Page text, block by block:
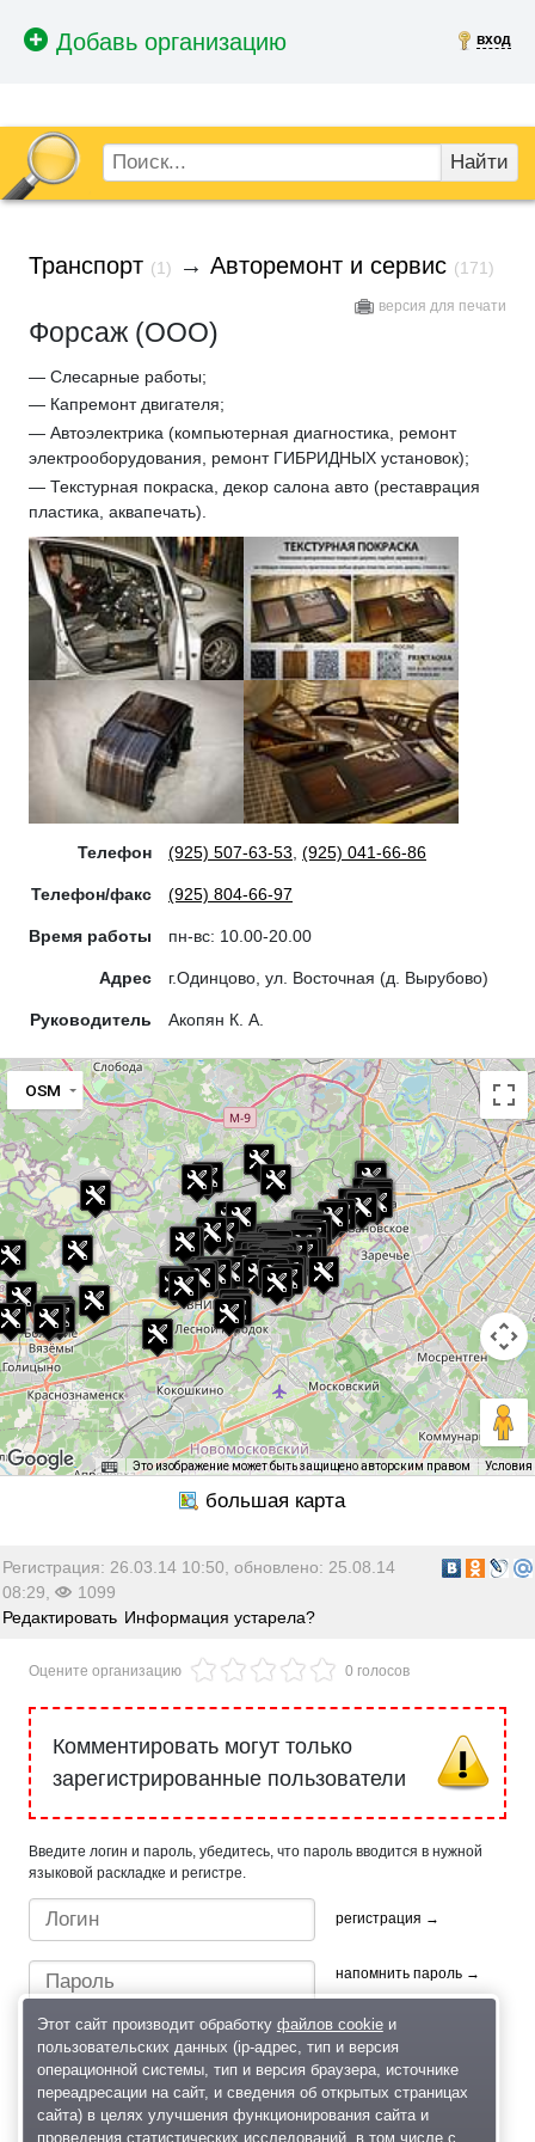
вход
Найти
Транспорт (1) → Авторемонт и сервис (171)
версия для печати
Форсаж (ООО)
— Слесарные работы;
— Капремонт двигателя;
— Автоэлектрика (компьютерная диагностика, ремонт
электрооборудования, ремонт ГИБРИДНЫХ установок);
— Текстурная покраска, декор салона авто (реставрация
пластика, аквапечать).
Телефон (925) 507-63-53 (925) 041-66-86
Телефон/факс (925) 804-66-97
Время работы пн-вс: 10.00-20.00
Адрес г.Одинцово, ул. Восточная (д. Вырубово)
Руководитель Акопян К. А.
OSM
Это изображение может быть защищено авторским правом Условия
Регистрация: 26.03.14 10:50, обновлено: 25.08.14
08:29,
1099
Редактировать Информация устарела?
Оцените организацию 0 голосов
Комментировать могут только
зарегистрированные пользователи
Введите логин и пароль, убедитесь, что пароль вводится в нужной
языковой раскладке и регистре.
регистрация →
напомнить пароль →
Этот сайт производит обработку файлов cookieи
пользовательских данных (ip-адрес, тип и версия
операционной системы, тип и версия браузера, источнике
переадресации на сайт, и сведения об открытых страницах
сайта) в целях улучшения функционирования сайта и
проведения статистических исследований, в том числе с